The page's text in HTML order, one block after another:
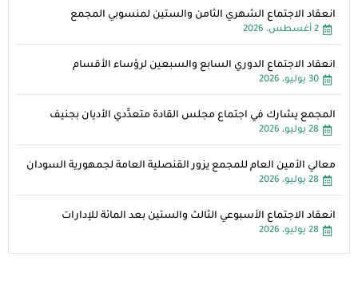
انعقاد الاجتماع الشهري الثامن والستين لمنسوبي المجمع
2 أغسطس، 2026
انعقاد الاجتماع الدوري السابع والسبعين لرؤساء الأقسام
30 يوليو، 2026
المجمع يشارك في اجتماع مجلس القادة متعدِّدي الأديان بجنيف
28 يوليو، 2026
معالي الأمين العام للمجمع يزور القنصلية العامة لجمهورية السودان
28 يوليو، 2026
انعقاد الاجتماع الأسبوعي الثالث والستين بعد المائة للإدارات
28 يوليو، 2026